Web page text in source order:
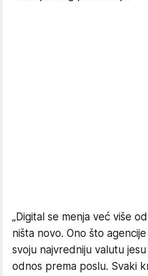
„Digital se menja već više
ništa novo. Ono što
svoju najvredniju valutu
odnos prema poslu. Svaki